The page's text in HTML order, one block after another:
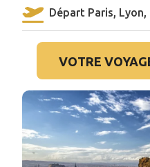
Départ Paris, Lyon,
VOTRE